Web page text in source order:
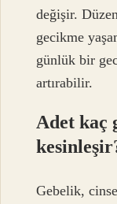
değişir.
gecikme
günlük bir
artırabilir.
Adet kaç
Gebelik,